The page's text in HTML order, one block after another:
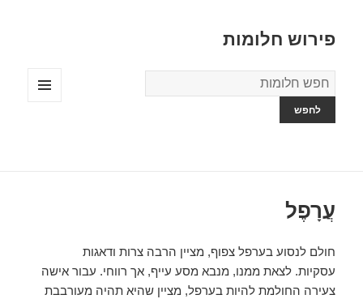
פירוש חלומות
מילון
החלומות
עֲרָפֶל
חולם לנסוע בערפל צפוף, מציין הרבה צרות ודאגות
עסקיות. לצאת ממנו, מנבא מסע עייף, אך רווחי. עבור אישה
צעירה החולמת להיות בערפל, מציין שהיא תהיה מעורבבת